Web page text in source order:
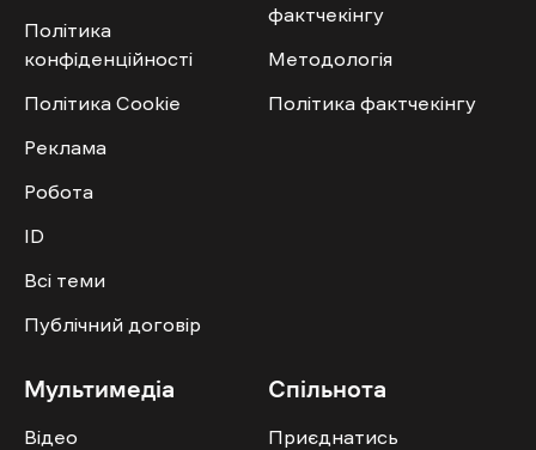
Політика
конфіденційності
Політика Cookie
Реклама
Робота
ID
Всі теми
Публічний договір
фактчекінгу
Методологія
Політика фактчекінгу
Мультимедіа
Відео
Спільнота
Приєднатись